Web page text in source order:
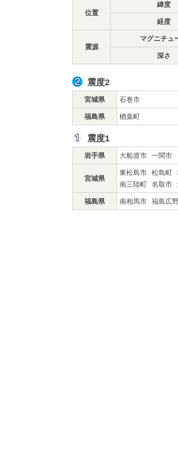
位置
緯度
経度
震源
マグニチュ
深さ
震度2
宮城県 石巻市
福島県 楢葉町
震度1
岩手県 大船渡市 一関市
宮城県
東松島市 松島町
南三陸町
名取市
福島県 南相馬市 福島広